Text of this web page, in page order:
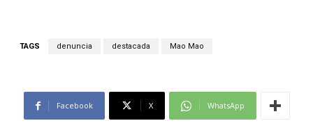
TAGS denuncia destacada Mao Mao
Facebook X WhatsApp